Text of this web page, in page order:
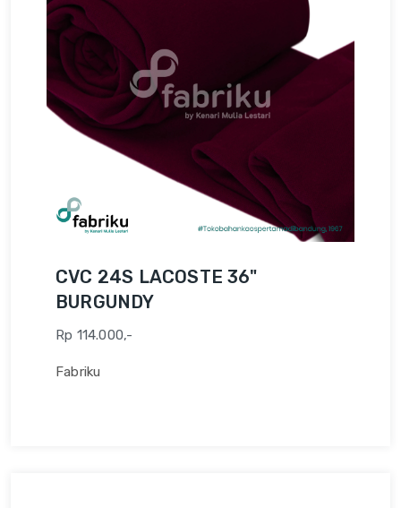
CVC 24S LACOSTE 36"
BURGUNDY
Rp 114.000,-
Fabriku